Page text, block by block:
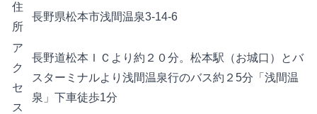
住
所
長野県松本市浅間温泉3-14-6
ア
ク
セ
ス
長野道松本ＩＣより約２０分。松本駅（お城口）とバ
スターミナルより浅間温泉行のバス約２5分「浅間温
泉」下車徒歩1分